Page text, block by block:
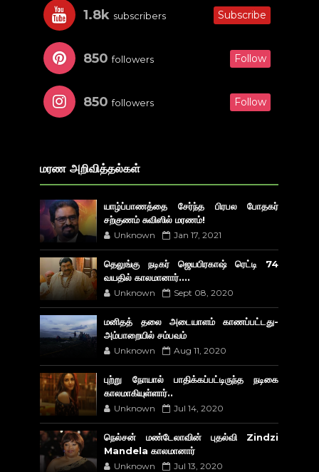
1.8k subscribers Subscribe
850 followers Follow
850 followers Follow
மரண அறிவித்தல்கள்
யாழ்ப்பாணத்தை சேர்ந்த பிரபல போதகர்
சற்குணம் சுவிஸில் மரணம்!
Unknown Jan 17, 2021
தெலுங்கு நடிகர் ஜெயபிரகாஷ் ரெட்டி 74
வயதில் காலமானார்....
Unknown Sept 08, 2020
மனிதத் தலை அடையாளம் காணப்பட்டது-
அம்பாறையில் சம்பவம்
Unknown Aug 11, 2020
புற்று நோயால் பாதிக்கப்பட்டிருந்த நடிகை
காலமாகியுள்ளார்..
Unknown Jul 14, 2020
நெல்சன் மண்டேலாவின் புதல்வி Zindzi
Mandela காலமானார்
Unknown Jul 13, 2020